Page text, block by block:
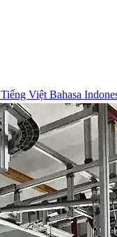
Tiếng Việt Bahasa